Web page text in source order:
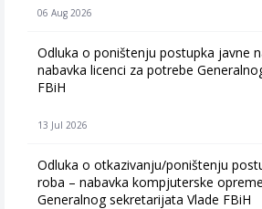
06 Aug 2026
Odluka o poništenju postupka javne
nabavka licenci za potrebe
FBiH
13 Jul 2026
Odluka o otkazivanju/poništenju
roba – nabavka kompjuterske
Generalnog sekretarijata Vlade FBiH